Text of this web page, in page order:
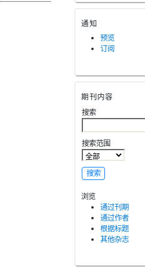
通知
预览
订阅
期刊内容
搜索
搜索范围
浏览
通过刊期
通过作者
根据标题
其他杂志